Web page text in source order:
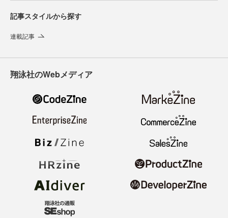
記事スタイルから探す
連載記事
翔泳社のWebメディア